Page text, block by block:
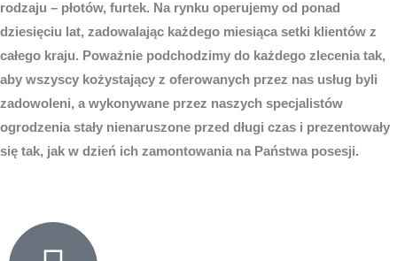
rodzaju – płotów, furtek. Na rynku operujemy od ponad
dziesięciu lat, zadowalając każdego miesiąca setki klientów z
całego kraju. Poważnie podchodzimy do każdego zlecenia tak,
aby wszyscy kożystający z oferowanych przez nas usług byli
zadowoleni, a wykonywane przez naszych specjalistów
ogrodzenia stały nienaruszone przed długi czas i prezentowały
się tak, jak w dzień ich zamontowania na Państwa posesji.